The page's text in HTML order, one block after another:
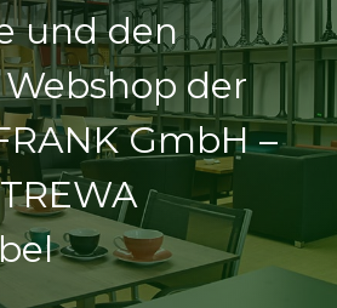
und den
der
GmbH –